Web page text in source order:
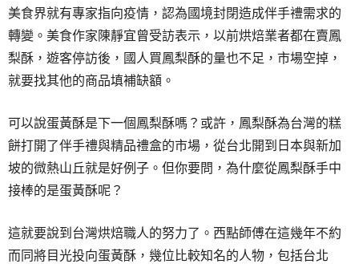
美食界就有專家指向疫情，認為國境封閉造成伴手禮需求的
轉變。美食作家陳靜宜曾受訪表示，以前烘焙業者都在賣鳳
梨酥，遊客停訪後，國人買鳳梨酥的量也不足，市場空掉，
就要找其他的商品填補缺額。
可以說蛋黃酥是下一個鳳梨酥嗎？或許，鳳梨酥為台灣的糕
餅打開了伴手禮與精品禮盒的市場，從台北開到日本與新加
坡的微熱山丘就是好例子。但你要問，為什麼從鳳梨酥手中
接棒的是蛋黃酥呢？
這就要說到台灣烘焙職人的努力了。西點師傅在這幾年不約
而同將目光投向蛋黃酥，幾位比較知名的人物，包括台北